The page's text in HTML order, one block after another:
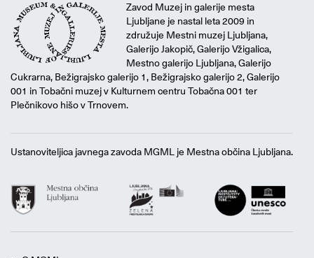
Zavod Muzej in galerije mesta
Ljubljane je nastal leta 2009 in
združuje Mestni muzej Ljubljana,
Galerijo Jakopič, Galerijo Vžigalica,
Mestno galerijo Ljubljana, Galerijo
Cukrarna, Bežigrajsko galerijo 1, Bežigrajsko galerijo 2, Galerijo
001 in Tobačni muzej v Kulturnem centru Tobačna 001 ter
Plečnikovo hišo v Trnovem.
Ustanoviteljica javnega zavoda MGML je Mestna občina Ljubljana.